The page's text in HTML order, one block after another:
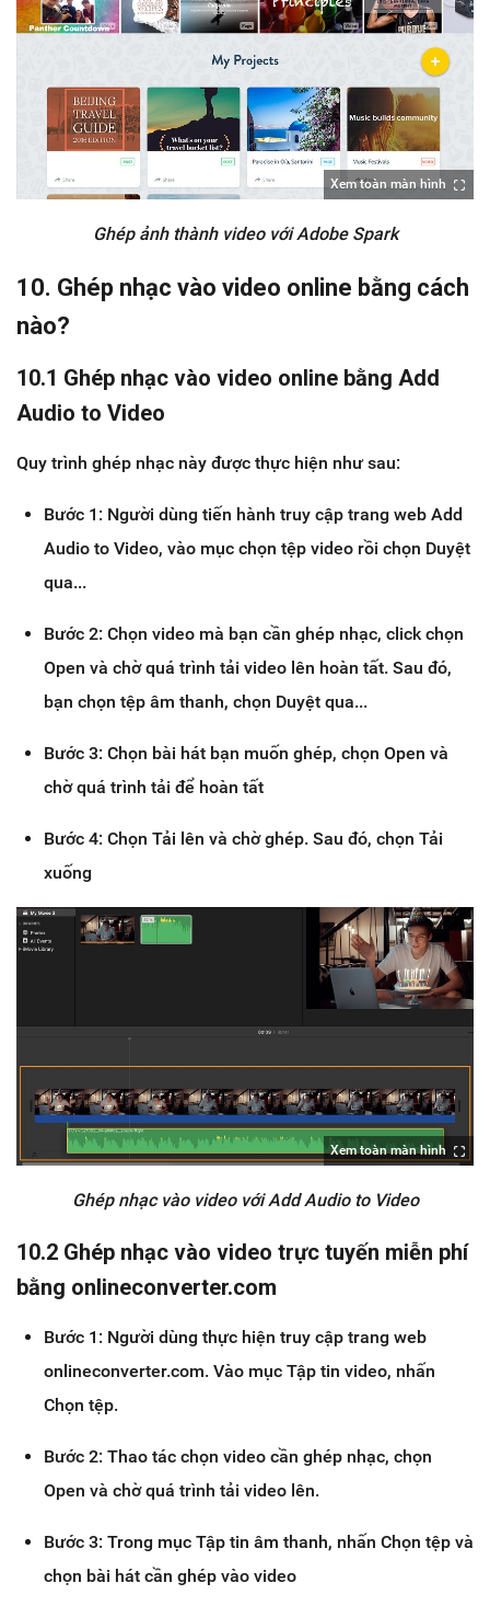
Xem toàn màn hình
Ghép ảnh thành video với Adobe Spark
10. Ghép nhạc vào video online bằng cách
nào?
10.1 Ghép nhạc vào video online bằng Add
Audio to Video
Quy trình ghép nhạc này được thực hiện như sau:
Bước 1: Người dùng tiến hành truy cập trang web Add
Audio to Video, vào mục chọn tệp video rồi chọn Duyệt
qua...
Bước 2: Chọn video mà bạn cần ghép nhạc, click chọn
Open và chờ quá trình tải video lên hoàn tất. Sau đó,
bạn chọn tệp âm thanh, chọn Duyệt qua...
Bước 3: Chọn bài hát bạn muốn ghép, chọn Open và
chờ quá trình tải để hoàn tất
Bước 4: Chọn Tải lên và chờ ghép. Sau đó, chọn Tải
xuống
Xem toàn màn hình
Ghép nhạc vào video với Add Audio to Video
10.2 Ghép nhạc vào video trực tuyến miễn phí
bằng onlineconverter.com
Bước 1: Người dùng thực hiện truy cập trang web
onlineconverter.com. Vào mục Tập tin video, nhấn
Chọn tệp.
Bước 2: Thao tác chọn video cần ghép nhạc, chọn
Open và chờ quá trình tải video lên.
Bước 3: Trong mục Tập tin âm thanh, nhấn Chọn tệp và
chọn bài hát cần ghép vào video